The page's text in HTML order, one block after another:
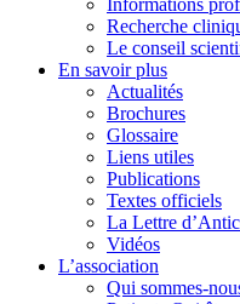
Informations
Recherche
Le conseil
En savoir plus
Actualités
Brochures
Glossaire
Liens utiles
Publications
Textes officiels
La Lettre
Vidéos
L’association
Qui sommes-